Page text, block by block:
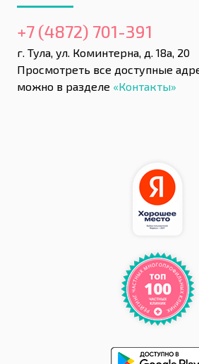
+7 (4872) 701-391
г. Тула, ул. Коминтерна, д. 18а, 20
Просмотреть все доступные
можно в разделе «Контакты»